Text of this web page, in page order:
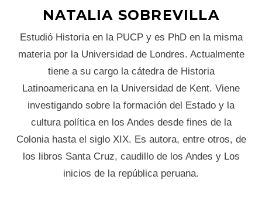
NATALIA SOBREVILLA
Estudió Historia en la PUCP y es PhD en la misma
materia por la Universidad de Londres. Actualmente
tiene a su cargo la cátedra de Historia
Latinoamericana en la Universidad de Kent. Viene
investigando sobre la formación del Estado y la
cultura política en los Andes desde fines de la
Colonia hasta el siglo XIX. Es autora, entre otros, de
los libros Santa Cruz, caudillo de los Andes y Los
inicios de la república peruana.